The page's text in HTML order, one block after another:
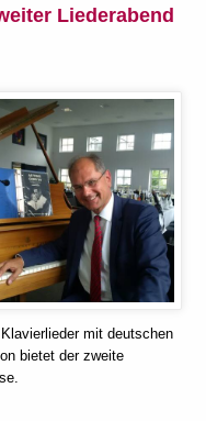
Liederabend
mit deutschen
bietet der zweite